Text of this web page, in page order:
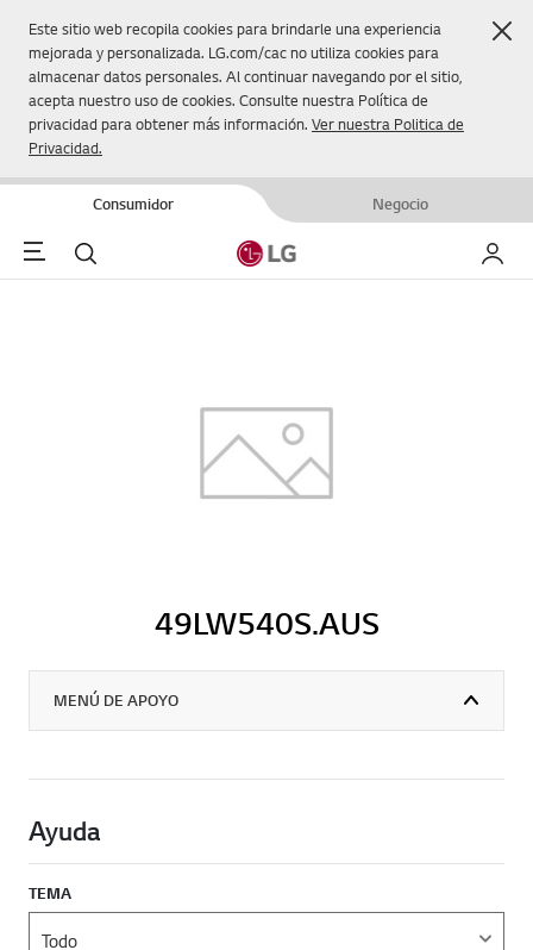
Este sitio web recopila cookies para brindarle una experiencia
mejorada y personalizada. LG.com/cac no utiliza cookies para
almacenar datos personales. Al continuar navegando por el sitio,
acepta nuestro uso de cookies. Consulte nuestra Política de
privacidad para obtener más información. Ver nuestra Politica de
Privacidad.
Consumidor Negocio
Menu Buscar Mi LG
49LW540S.AUS
MENÚ DE APOYO
Ayuda
TEMA